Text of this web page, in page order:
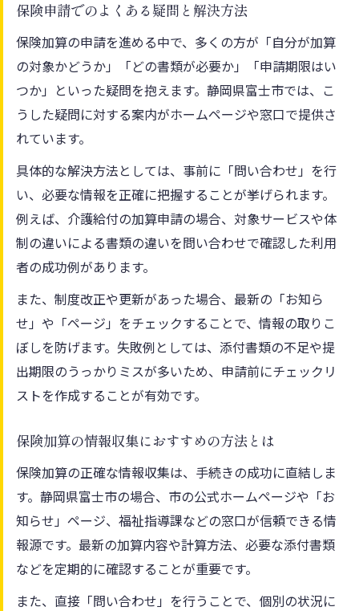
保険申請でのよくある疑問と解決方法
保険加算の申請を進める中で、多くの方が「自分が加算
の対象かどうか」「どの書類が必要か」「申請期限はい
つか」といった疑問を抱えます。静岡県富士市では、こ
うした疑問に対する案内がホームページや窓口で提供さ
れています。
具体的な解決方法としては、事前に「問い合わせ」を行
い、必要な情報を正確に把握することが挙げられます。
例えば、介護給付の加算申請の場合、対象サービスや体
制の違いによる書類の違いを問い合わせで確認した利用
者の成功例があります。
また、制度改正や更新があった場合、最新の「お知ら
せ」や「ページ」をチェックすることで、情報の取りこ
ぼしを防げます。失敗例としては、添付書類の不足や提
出期限のうっかりミスが多いため、申請前にチェックリ
ストを作成することが有効です。
保険加算の情報収集におすすめの方法とは
保険加算の正確な情報収集は、手続きの成功に直結しま
す。静岡県富士市の場合、市の公式ホームページや「お
知らせ」ページ、福祉指導課などの窓口が信頼できる情
報源です。最新の加算内容や計算方法、必要な添付書類
などを定期的に確認することが重要です。
また、直接「問い合わせ」を行うことで、個別の状況に